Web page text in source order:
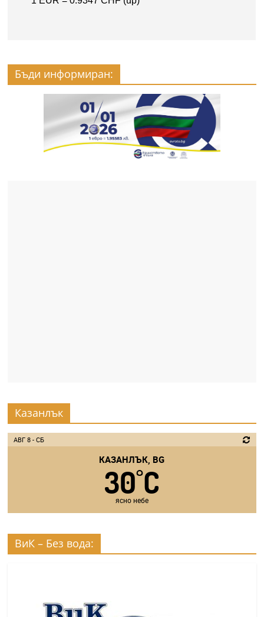
Бъди информиран:
Казанлък
АВГ 8 - СБ
КАЗАНЛЪК, BG
30°C
ясно небе
ВиК – Без вода: